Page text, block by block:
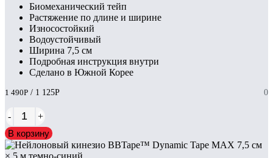
Биомеханический тейп
Растяжение по длине и ширине
Износостойкий
Водоустойчивый
Ширина 7,5 см
Подробная инструкция внутри
Сделано в Южной Корее
1 490Р / 1 125Р 0
-
+
В корзину